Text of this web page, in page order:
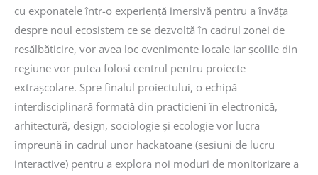
cu exponatele într-o experiență imersivă pentru a învăța
despre noul ecosistem ce se dezvoltă în cadrul zonei de
resălbăticire, vor avea loc evenimente locale iar școlile din
regiune vor putea folosi centrul pentru proiecte
extrașcolare. Spre finalul proiectului, o echipă
interdisciplinară formată din practicieni în electronică,
arhitectură, design, sociologie și ecologie vor lucra
împreună în cadrul unor hackatoane (sesiuni de lucru
interactive) pentru a explora noi moduri de monitorizare a